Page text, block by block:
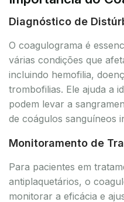
Diagnóstico de
O coagulograma é
várias condições que
incluindo hemofilia,
trombofilias. Ele ajuda a
podem levar a
de coágulos sanguíneos
Monitoramento de
Para pacientes em
antiplaquetários, o
monitorar a eficácia e